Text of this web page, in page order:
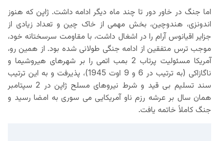
اما جنگ در خاور دور تا چند ماه دیگر ادامه داشت. ژاپن که هنوز
اندونزی، هندوچین، بخش مهمی از خاک چین و تعداد زیادی از
جزایر اقیانوس آرام را در اشغال داشت، با مقاومت سرسختانه خود،
موجب ترس متفقین از ادامه جنگی طولانی شده بود. از همین رو،
آمریکا مسئولیت پرتاب 2 بمب اتمی را بر شهرهای هیروشیما و
ناگازاکی (به ترتیب در 6 و 9 اوت 1945)، پذیرفت و به این ترتیب
سند تسلیم بی قید و شرط نیروهای مسلح ژاپن در 2 سپتامبر
همان سال بر عرشه رزم ناو آمریکایی می سوری به امضا رسید و
جنگ کاملاً خاتمه یافت.